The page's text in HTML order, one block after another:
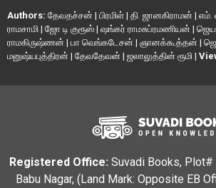
Authors: தேவதச்சன் | பிரமிள் | தி. ஜானகிராமன் | எம்.
ராமசாமி | ஜோ டி குரூஸ் | ஷங்கர் ராமசுப்ரமணியன் |
ராமகிருஷ்ணன் | பா வெங்கடேசன் | ஞானக்கூத்தன் | ஜெ
மனுஷ்யபுத்திரன் | தேவதேவன் | ஜலாலுத்தின் ரூமி |
Registered Office: Suvadi Books, Plot#
Babu Nagar, (Land Mark: Opposite EB